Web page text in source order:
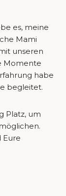
es, meine
Mami
unseren
Momente
habe
begleitet.
Platz, um
Eure